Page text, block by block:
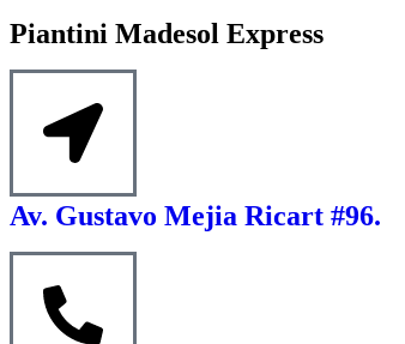
Piantini Madesol Express
Av. Gustavo Mejia Ricart #96.